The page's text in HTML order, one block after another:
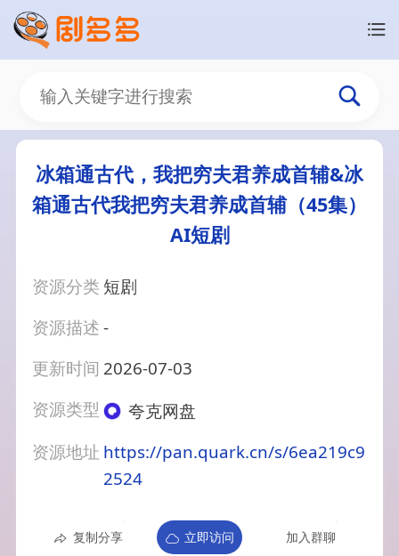
冰箱通古代，我把穷夫君养成首辅&冰
箱通古代我把穷夫君养成首辅（45集）
AI短剧
资源分类 短剧
资源描述-
更新时间 2026-07-03
资源类型
夸克网盘
资源地址 https://pan.quark.cn/s/6ea219c9
2524
复制分享 立即访问 加入群聊